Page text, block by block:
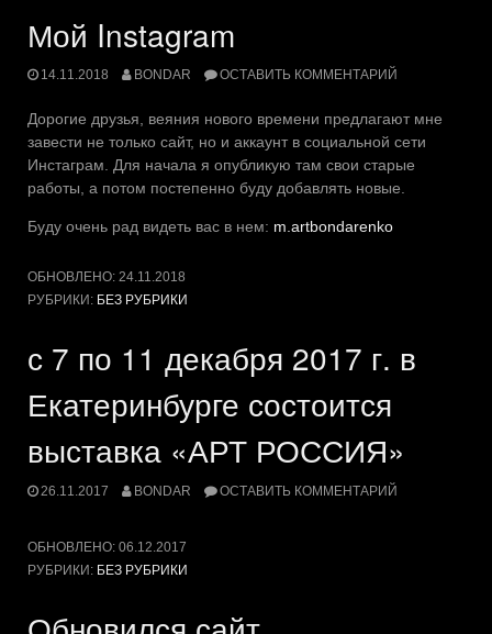
Мой Instagram
14.11.2018 BONDAR ОСТАВИТЬ КОММЕНТАРИЙ
Дорогие друзья, веяния нового времени предлагают мне
завести не только сайт, но и аккаунт в социальной сети
Инстаграм. Для начала я опубликую там свои старые
работы, а потом постепенно буду добавлять новые.
Буду очень рад видеть вас в нем: m.artbondarenko
ОБНОВЛЕНО: 24.11.2018
РУБРИКИ: БЕЗ РУБРИКИ
с 7 по 11 декабря 2017 г. в
Екатеринбурге состоится
выставка «АРТ РОССИЯ»
26.11.2017 BONDAR ОСТАВИТЬ КОММЕНТАРИЙ
ОБНОВЛЕНО: 06.12.2017
РУБРИКИ: БЕЗ РУБРИКИ